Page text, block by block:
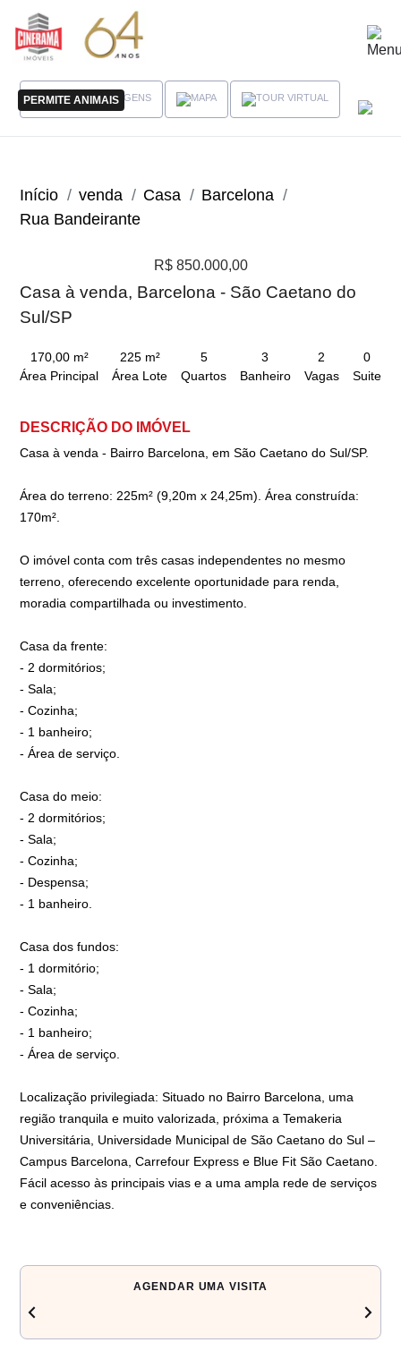
PERMITE ANIMAIS
Início venda Casa
Barcelona
Rua Bandeirante
R$ 850.000,00
Casa à venda, Barcelona - São Caetano do
Sul/SP
170,00 m²
Área Principal
225 m²
Área Lote
5
Quartos
3
Banheiro
2
Vagas
0
Suite
DESCRIÇÃO DO IMÓVEL
Casa à venda - Bairro Barcelona, em São Caetano do Sul/SP.
Área do terreno: 225m² (9,20m x 24,25m). Área construída:
170m².
O imóvel conta com três casas independentes no mesmo
terreno, oferecendo excelente oportunidade para renda,
moradia compartilhada ou investimento.
Casa da frente:
- 2 dormitórios;
- Sala;
- Cozinha;
- 1 banheiro;
- Área de serviço.
Casa do meio:
- 2 dormitórios;
- Sala;
- Cozinha;
- Despensa;
- 1 banheiro.
Casa dos fundos:
- 1 dormitório;
- Sala;
- Cozinha;
- 1 banheiro;
- Área de serviço.
Localização privilegiada: Situado no Bairro Barcelona, uma
região tranquila e muito valorizada, próxima a Temakeria
Universitária, Universidade Municipal de São Caetano do Sul –
Campus Barcelona, Carrefour Express e Blue Fit São Caetano.
Fácil acesso às principais vias e a uma ampla rede de serviços
e conveniências.
AGENDAR UMA VISITA
chevron_left navigate_next